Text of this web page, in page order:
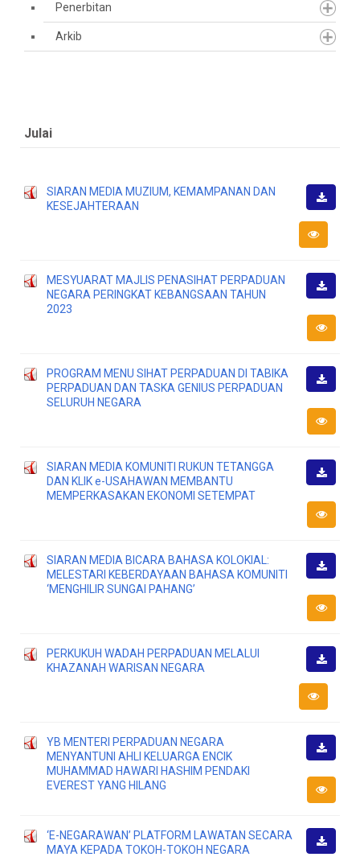
Penerbitan
Arkib
Julai
SIARAN MEDIA MUZIUM, KEMAMPANAN DAN
KESEJAHTERAAN
Turun
MESYUARAT MAJLIS PENASIHAT PERPADUAN
NEGARA PERINGKAT KEBANGSAAN TAHUN
2023
Turun
PROGRAM MENU SIHAT PERPADUAN DI TABIKA
PERPADUAN DAN TASKA GENIUS PERPADUAN
SELURUH NEGARA
Turun
SIARAN MEDIA KOMUNITI RUKUN TETANGGA
DAN KLIK e-USAHAWAN MEMBANTU
MEMPERKASAKAN EKONOMI SETEMPAT
Turun
SIARAN MEDIA BICARA BAHASA KOLOKIAL:
MELESTARI KEBERDAYAAN BAHASA KOMUNITI
‘MENGHILIR SUNGAI PAHANG’
Turun
PERKUKUH WADAH PERPADUAN MELALUI
KHAZANAH WARISAN NEGARA
Turun
YB MENTERI PERPADUAN NEGARA
MENYANTUNI AHLI KELUARGA ENCIK
MUHAMMAD HAWARI HASHIM PENDAKI
EVEREST YANG HILANG
Turun
‘E-NEGARAWAN’ PLATFORM LAWATAN SECARA
MAYA KEPADA TOKOH-TOKOH NEGARA